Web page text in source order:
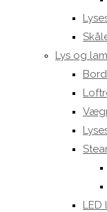
Lys og
LED